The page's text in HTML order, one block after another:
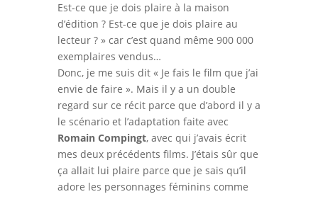
Est-ce que je dois plaire à la maison
d’édition ? Est-ce que je dois plaire au
lecteur ? » car c’est quand même 900 000
exemplaires vendus…
Donc, je me suis dit « Je fais le film que j’ai
envie de faire ». Mais il y a un double
regard sur ce récit parce que d’abord il y a
le scénario et l’adaptation faite avec
Romain Compingt, avec qui j’avais écrit
mes deux précédents films. J’étais sûr que
ça allait lui plaire parce que je sais qu’il
adore les personnages féminins comme